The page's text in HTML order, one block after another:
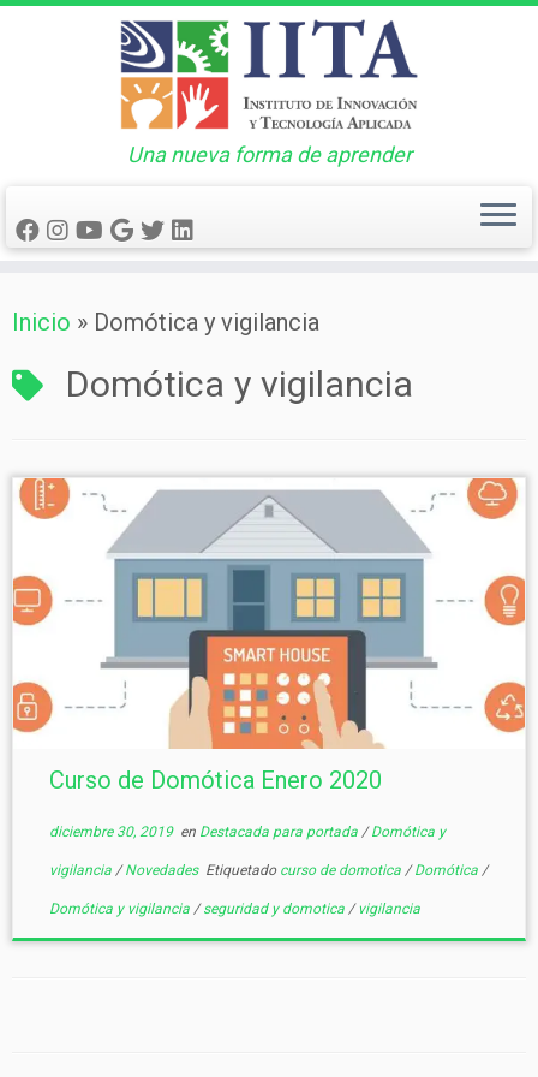
al
contenido
Una nueva forma de aprender
Inicio » Domótica y vigilancia
Domótica y vigilancia
Curso de Domótica Enero 2020
diciembre 30, 2019en Destacada para portada /Domótica y
vigilancia /Novedades Etiquetado curso de domotica /Domótica /
Domótica y vigilancia /seguridad y domotica /vigilancia